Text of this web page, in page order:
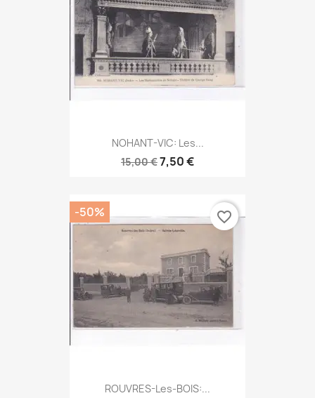
NOHANT-VIC: Les...
15,00 €7,50 €
ROUVRES-Les-BOIS:...
-50% favorite_border